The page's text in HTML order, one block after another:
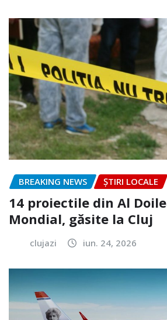
BREAKING NEWS ȘTIRI LOCALE
14 proiectile din Al
Mondial, găsite la Cluj
clujazi iun. 24, 2026